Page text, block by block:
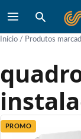
Início / Produtos
PROMO